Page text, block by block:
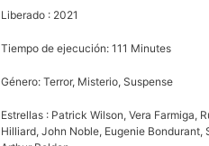
Liberado : 2021
Tiempo de ejecución: 111 Minutes
Género: Terror, Misterio, Suspense
Estrellas : Patrick Wilson, Vera Farmiga,
Hilliard, John Noble, Eugenie